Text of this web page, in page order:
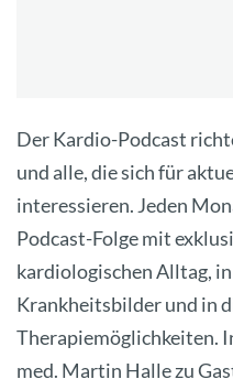
Der Kardio-Podcast
und alle, die sich für
interessieren. Jeden
Podcast-Folge mit
kardiologischen Alltag,
Krankheitsbilder und in
Therapiemöglichkeiten.
med. Martin Halle zu